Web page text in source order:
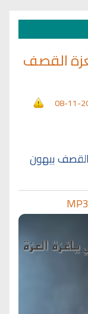
القصف
بيهون
MP3